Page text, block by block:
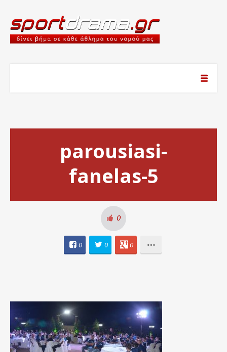
parousiasi-
fanelas-5
0
0 0 0